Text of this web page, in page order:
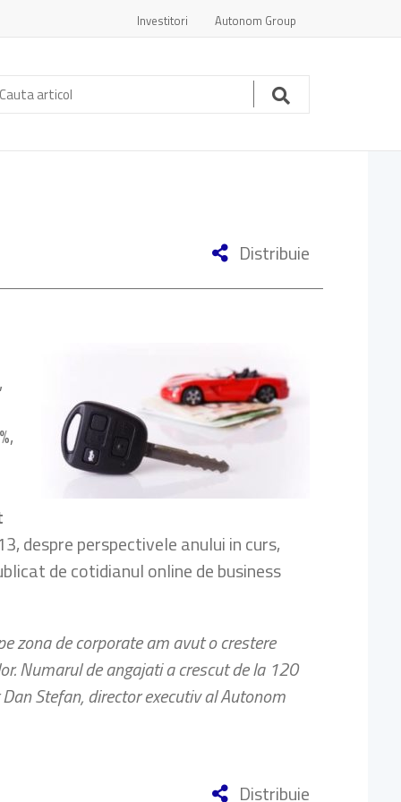
Investitori Autonom Group
Cauta
Distribuie
despre perspectivele anului in curs,
de cotidianul online de business
zona de corporate am avut o crestere
Numarul de angajati a crescut de la 120
Stefan, director executiv al Autonom
Distribuie